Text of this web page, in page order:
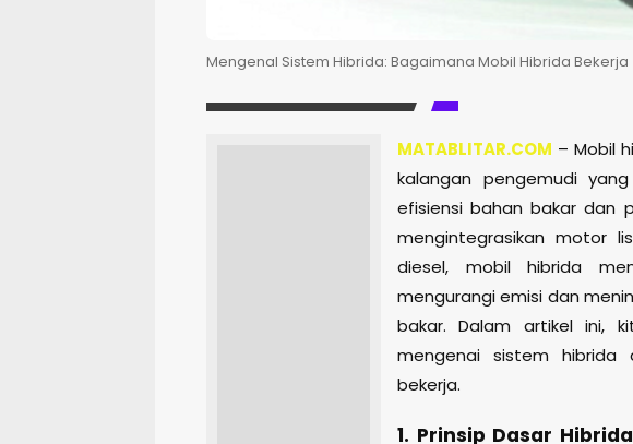
Mengenal Sistem Hibrida: Bagaimana Mobil Hibrida Bekerja
MATABLITAR.COM – Mobil
kalangan pengemudi
efisiensi bahan bakar dan
mengintegrasikan motor
diesel, mobil hibrida
mengurangi emisi dan
bakar. Dalam artikel ini,
mengenai sistem
bekerja.
1. Prinsip Dasar